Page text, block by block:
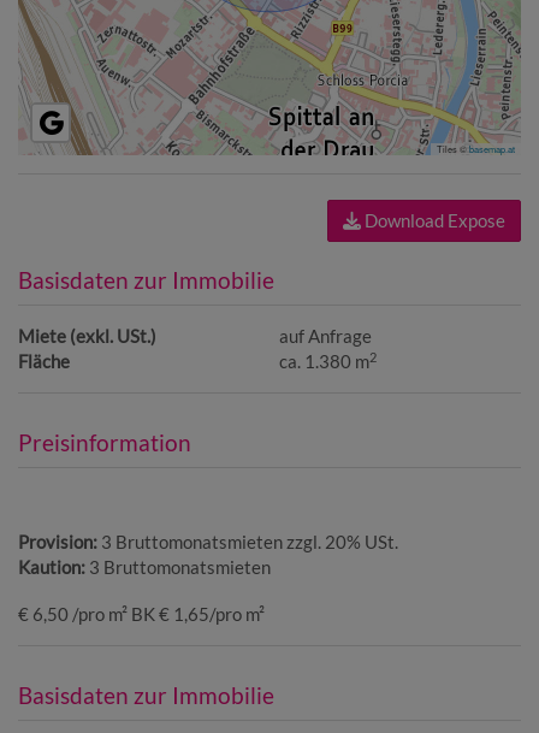
Tiles ©basemap.at
Download Expose
Basisdaten zur Immobilie
Miete (exkl. USt.)
auf Anfrage
Fläche
ca. 1.380 m2
Preisinformation
Provision: 3 Bruttomonatsmieten zzgl. 20% USt.
Kaution: 3 Bruttomonatsmieten
€ 6,50 /pro m² BK € 1,65/pro m²
Basisdaten zur Immobilie